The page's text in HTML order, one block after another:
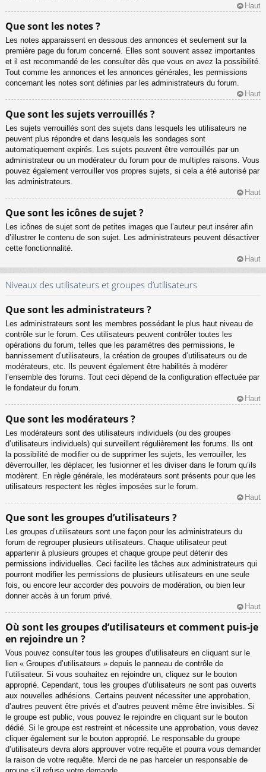
Haut
Que sont les notes ?
Les notes apparaissent en dessous des annonces et seulement sur la
première page du forum concerné. Elles sont souvent assez importantes
et il est recommandé de les consulter dès que vous en avez la possibilité.
Tout comme les annonces et les annonces générales, les permissions
concernant les notes sont définies par les administrateurs du forum.
Haut
Que sont les sujets verrouillés ?
Les sujets verrouillés sont des sujets dans lesquels les utilisateurs ne
peuvent plus répondre et dans lesquels les sondages sont
automatiquement expirés. Les sujets peuvent être verrouillés par un
administrateur ou un modérateur du forum pour de multiples raisons. Vous
pouvez également verrouiller vos propres sujets, si cela a été autorisé par
les administrateurs.
Haut
Que sont les icônes de sujet ?
Les icônes de sujet sont de petites images que l’auteur peut insérer afin
d’illustrer le contenu de son sujet. Les administrateurs peuvent désactiver
cette fonctionnalité.
Haut
Niveaux des utilisateurs et groupes d’utilisateurs
Que sont les administrateurs ?
Les administrateurs sont les membres possédant le plus haut niveau de
contrôle sur le forum. Ces utilisateurs peuvent contrôler toutes les
opérations du forum, telles que les paramètres des permissions, le
bannissement d’utilisateurs, la création de groupes d’utilisateurs ou de
modérateurs, etc. Ils peuvent également être habilités à modérer
l’ensemble des forums. Tout ceci dépend de la configuration effectuée par
le fondateur du forum.
Haut
Que sont les modérateurs ?
Les modérateurs sont des utilisateurs individuels (ou des groupes
d’utilisateurs individuels) qui surveillent régulièrement les forums. Ils ont
la possibilité de modifier ou de supprimer les sujets, les verrouiller, les
déverrouiller, les déplacer, les fusionner et les diviser dans le forum qu’ils
modèrent. En règle générale, les modérateurs sont présents pour que les
utilisateurs respectent les règles imposées sur le forum.
Haut
Que sont les groupes d’utilisateurs ?
Les groupes d’utilisateurs sont une façon pour les administrateurs du
forum de regrouper plusieurs utilisateurs. Chaque utilisateur peut
appartenir à plusieurs groupes et chaque groupe peut détenir des
permissions individuelles. Ceci facilite les tâches aux administrateurs qui
pourront modifier les permissions de plusieurs utilisateurs en une seule
fois, ou encore leur accorder des pouvoirs de modération, ou bien leur
donner accès à un forum privé.
Haut
Où sont les groupes d’utilisateurs et comment puis-je
en rejoindre un ?
Vous pouvez consulter tous les groupes d’utilisateurs en cliquant sur le
lien « Groupes d’utilisateurs » depuis le panneau de contrôle de
l’utilisateur. Si vous souhaitez en rejoindre un, cliquez sur le bouton
approprié. Cependant, tous les groupes d’utilisateurs ne sont pas ouverts
aux nouvelles adhésions. Certains peuvent nécessiter une approbation,
d’autres peuvent être privés et d’autres peuvent même être invisibles. Si
le groupe est public, vous pouvez le rejoindre en cliquant sur le bouton
dédié. Si le groupe est restreint et nécessite une approbation, vous devez
cliquer également sur le bouton approprié. Le responsable du groupe
d’utilisateurs devra alors approuver votre requête et pourra vous demander
la raison de votre requête. Merci de ne pas harceler un responsable de